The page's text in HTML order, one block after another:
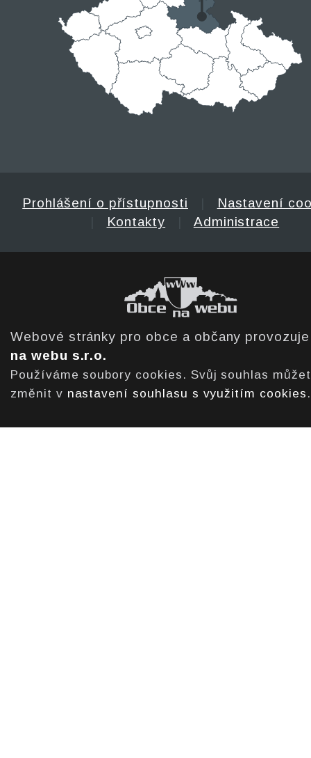
Prohlášení o přístupnosti
Nastavení
Kontakty Administrace
Webové stránky pro obce a občany
na webu s.r.o.
Používáme soubory cookies. Svůj souhlas
změnit v nastavení souhlasu s využitím cookies .